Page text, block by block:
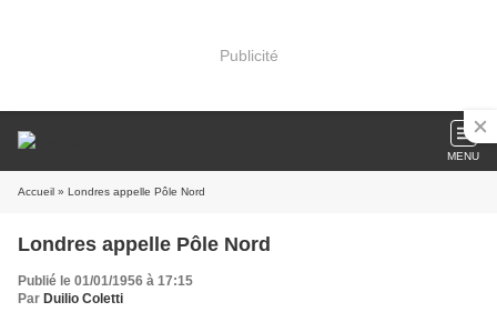
Publicité
MENU
Accueil » Londres appelle Pôle Nord
Londres appelle Pôle Nord
Publié le 01/01/1956 à 17:15
Par Duilio Coletti